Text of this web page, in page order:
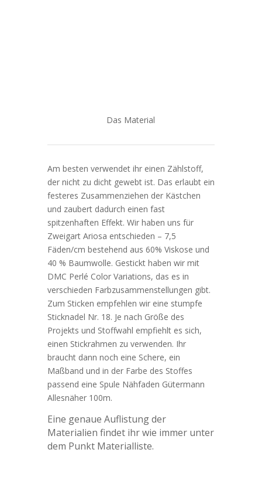
Das Material
Am besten verwendet ihr einen Zählstoff,
der nicht zu dicht gewebt ist. Das erlaubt ein
festeres Zusammenziehen der Kästchen
und zaubert dadurch einen fast
spitzenhaften Effekt. Wir haben uns für
Zweigart Ariosa entschieden – 7,5
Fäden/cm bestehend aus 60% Viskose und
40 % Baumwolle. Gestickt haben wir mit
DMC Perlé Color Variations, das es in
verschieden Farbzusammenstellungen gibt.
Zum Sticken empfehlen wir eine stumpfe
Sticknadel Nr. 18. Je nach Größe des
Projekts und Stoffwahl empfiehlt es sich,
einen Stickrahmen zu verwenden. Ihr
braucht dann noch eine Schere, ein
Maßband und in der Farbe des Stoffes
passend eine Spule Nähfaden Gütermann
Allesnäher 100m.
Eine genaue Auflistung der
Materialien findet ihr wie immer unter
dem Punkt Materialliste.